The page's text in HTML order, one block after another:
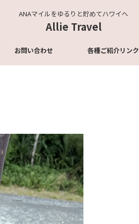
ANAマイルをゆるりと貯めてハワイへ
Allie Travel
お問い合わせ 各種ご紹介リンク